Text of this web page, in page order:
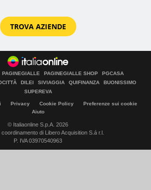
TROVA AZIENDE
PAGINEGIALLE PAGINEGIALLE SHOP
PGCASA
DILEI SIVIAGGIA QUIFINANZA
BUONISSIMO
SUPEREVA
Privacy Cookie Policy
Preferenze sui cookie
Aiuto
© Italiaonline S.p.A. 2026
di Libero Acquisition S.á r.l.
P. IVA 03970540963